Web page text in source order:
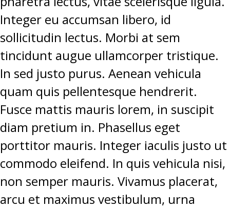
Integer eu accumsan libero, id
sollicitudin lectus. Morbi at sem
tincidunt augue ullamcorper tristique.
In sed justo purus. Aenean vehicula
quam quis pellentesque hendrerit.
Fusce mattis mauris lorem, in suscipit
diam pretium in. Phasellus eget
porttitor mauris. Integer iaculis justo ut
commodo eleifend. In quis vehicula nisi,
non semper mauris. Vivamus placerat,
arcu et maximus vestibulum, urna